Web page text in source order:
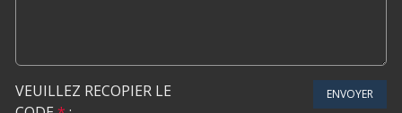
VEUILLEZ RECOPIER LE
ENVOYER